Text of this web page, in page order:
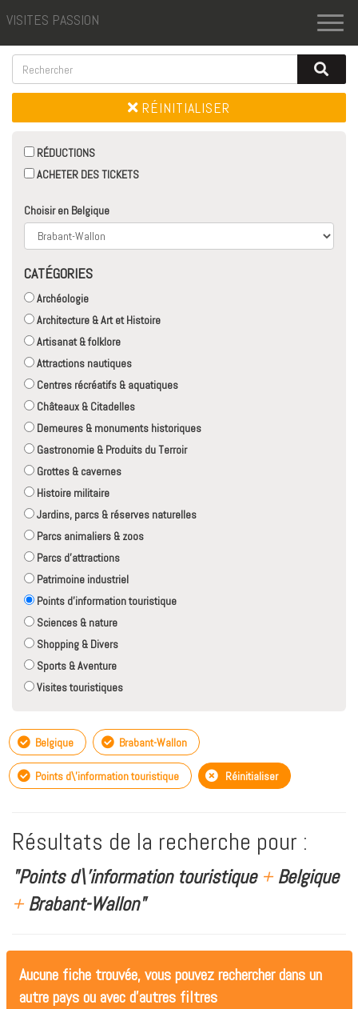
VISITES PASSION
RÉINITIALISER
RÉDUCTIONS
ACHETER DES TICKETS
Choisir en Belgique
CATÉGORIES
Archéologie
Architecture & Art et Histoire
Artisanat & folklore
Attractions nautiques
Centres récréatifs & aquatiques
Châteaux & Citadelles
Demeures & monuments historiques
Gastronomie & Produits du Terroir
Grottes & cavernes
Histoire militaire
Jardins, parcs & réserves naturelles
Parcs animaliers & zoos
Parcs d'attractions
Patrimoine industriel
Points d'information touristique
Sciences & nature
Shopping & Divers
Sports & Aventure
Visites touristiques
Belgique Brabant-Wallon
Points d\'information touristique Réinitialiser
Résultats de la recherche pour :
"Points d\'information touristique +Belgique
+Brabant-Wallon"
Aucune fiche trouvée, vous pouvez rechercher dans un
autre pays ou avec d'autres filtres